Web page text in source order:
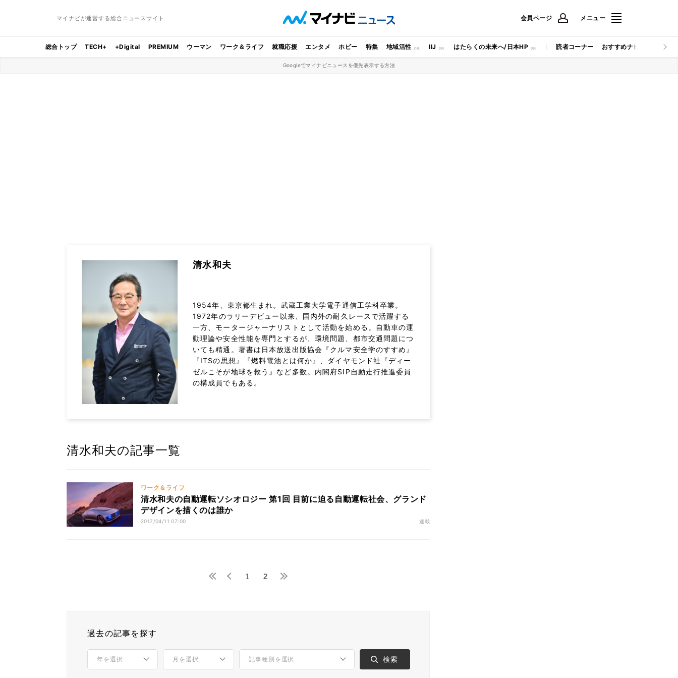
マイナビが運営する総合ニュースサイト 会員ページ メニュー
総合トップ TECH+ +Digital PREMIUM ウーマン ワーク＆ライフ 就職応援 エンタメ ホビー 特集 地域活性 IIJ はたらくの未来へ/日本HP 読者コーナー おすすめナビ マイナビ
Googleでマイナビニュースを優先表示する方法
清水和夫
1954年、東京都生まれ。武蔵工業大学電子通信工学科卒業。
1972年のラリーデビュー以来、国内外の耐久レースで活躍する
一方、モータージャーナリストとして活動を始める。自動車の運
動理論や安全性能を専門とするが、環境問題、都市交通問題につ
いても精通。著書は日本放送出版協会『クルマ安全学のすすめ』
『ITSの思想』『燃料電池とは何か』、ダイヤモンド社『ディー
ゼルこそが地球を救う』など多数。内閣府SIP自動走行推進委員
の構成員でもある。
清水和夫の記事一覧
ワーク＆ライフ
清水和夫の自動運転ソシオロジー 第1回 目前に迫る自動運転社会、グランド
デザインを描くのは誰か
2017/04/11 07:00 連載
1 2
過去の記事を探す